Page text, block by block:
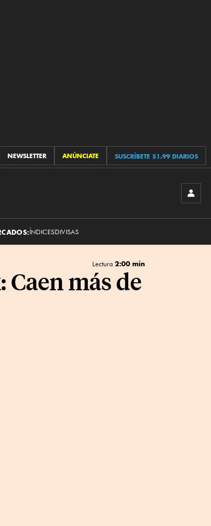
NEWSLETTER ANÚNCIATE SUSCRÍBETE $1.99 DIARIOS
ÍNDICESDIVISAS
Lectura 2:00 min
más de